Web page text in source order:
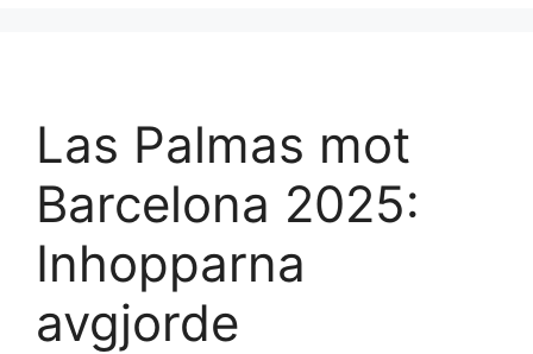
Las Palmas mot
Barcelona 2025:
Inhopparna
avgjorde